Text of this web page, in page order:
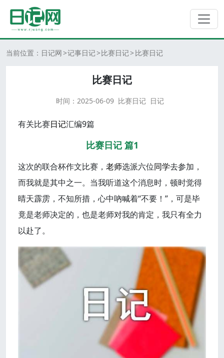
当前位置： 日记网 记事日记 比赛日记 比赛日记
比赛日记
时间： 2025-06-09 比赛日记 日记
有关比赛日记汇编9篇
比赛日记 篇1
这次的联合杯作文比赛， 老师选派六位同学去参加，
而我就是其中之一。当我听道这个消息时，顿时觉得
晴天霹雳，不知所措，心中吶喊着“不要！”，可是毕
竟是老师决定的，也是老师对我的肯定，我只有全力
以赴了。